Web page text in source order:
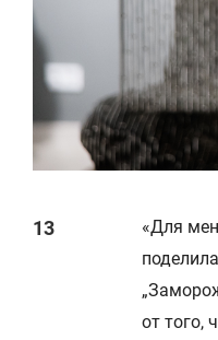
«Для
от того,